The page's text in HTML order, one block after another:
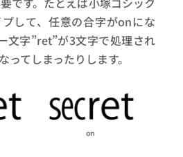
して、任意の合字がonにな
文字”ret”が3文字で処理され
ってしまったりします。